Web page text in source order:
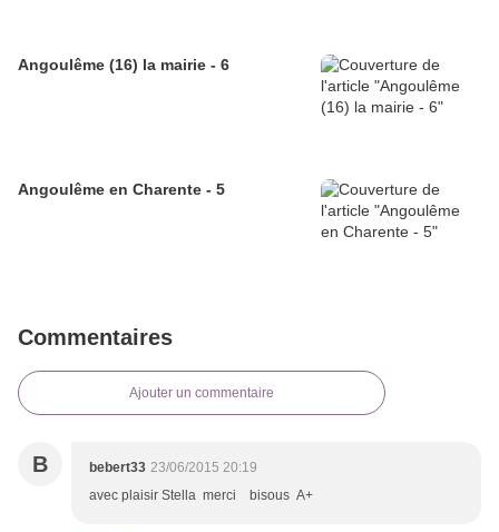
Angoulême (16) la mairie - 6
Angoulême en Charente - 5
Commentaires
Ajouter un commentaire
B bebert33 23/06/2015 20:19
avec plaisir Stella merci bisous A+